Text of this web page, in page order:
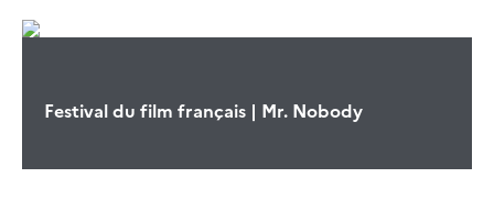
Festival du film français | Mr. Nobody